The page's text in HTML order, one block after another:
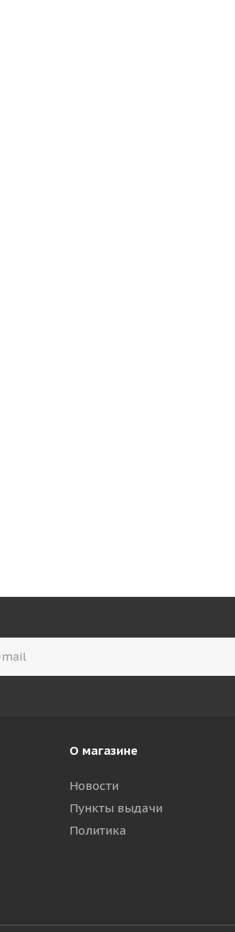
О магазине
Новости
Пункты выдачи
Политика